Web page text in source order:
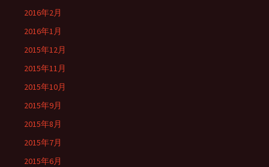
2016年2月
2016年1月
2015年12月
2015年11月
2015年10月
2015年9月
2015年8月
2015年7月
2015年6月